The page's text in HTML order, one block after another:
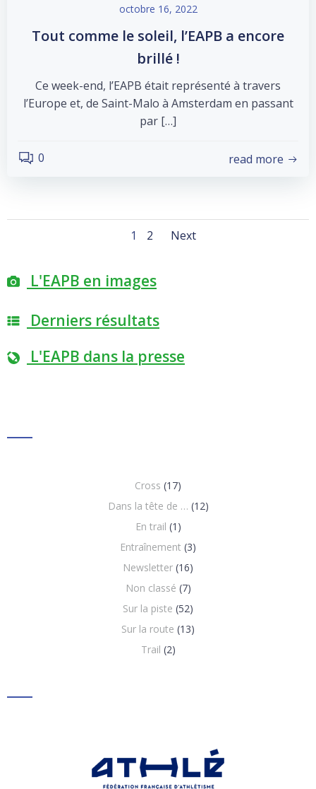
octobre 16, 2022
Tout comme le soleil, l’EAPB a encore
brillé !
Ce week-end, l’EAPB était représenté à travers
l’Europe et, de Saint-Malo à Amsterdam en passant
par […]
0 read more
Posts
navigation
Page
1 Page
2
Posts
Next
L'EAPB en images
Derniers résultats
L'EAPB dans la presse
Cross (17)
Dans la tête de … (12)
En trail (1)
Entraînement (3)
Newsletter (16)
Non classé (7)
Sur la piste (52)
Sur la route (13)
Trail (2)